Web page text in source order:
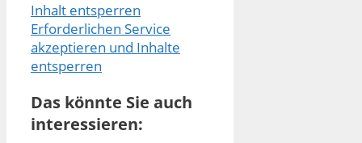
Inhalt entsperren
Erforderlichen Service
akzeptieren und Inhalte
entsperren
Das könnte Sie auch
interessieren: